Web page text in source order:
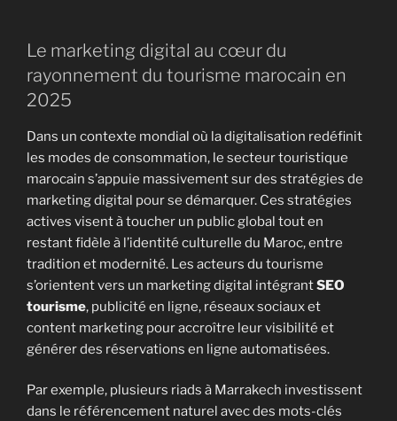
Le marketing digital au cœur du
rayonnement du tourisme marocain en
2025
Dans un contexte mondial où la digitalisation redéfinit
les modes de consommation, le secteur touristique
marocain s’appuie massivement sur des stratégies de
marketing digital pour se démarquer. Ces stratégies
actives visent à toucher un public global tout en
restant fidèle à l’identité culturelle du Maroc, entre
tradition et modernité. Les acteurs du tourisme
s’orientent vers un marketing digital intégrantSEO
tourisme, publicité en ligne, réseaux sociaux et
content marketing pour accroître leur visibilité et
générer des réservations en ligne automatisées.
Par exemple, plusieurs riads à Marrakech investissent
dans le référencement naturel avec des mots-clés